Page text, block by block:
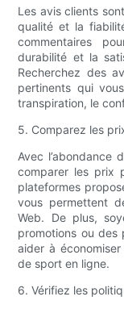
Les avis clients
qualité et la
commentaires
durabilité et la
Recherchez des
pertinents qui
transpiration, le
5. Comparez les
Avec l’abondance
comparer les prix
plateformes
vous permettent
Web. De plus,
promotions ou des
aider à
de sport en ligne.
6. Vérifiez les